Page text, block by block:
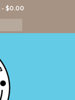
- $0.00